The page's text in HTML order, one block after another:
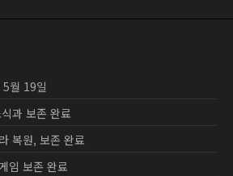
월 19일
과 보존 완료
복원, 보존 완료
임 보존 완료